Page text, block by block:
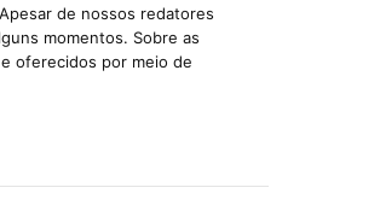
de nossos redatores
momentos. Sobre as
oferecidos por meio de